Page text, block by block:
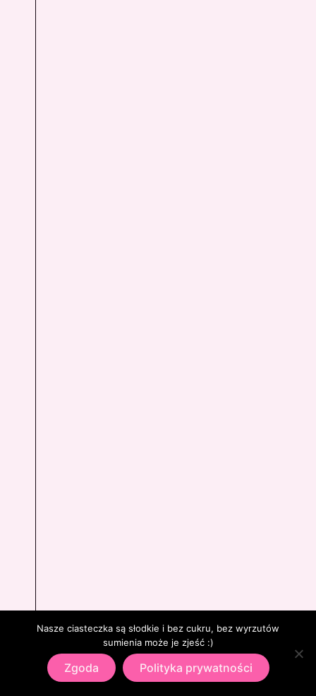
Nasze ciasteczka są słodkie i bez cukru, bez wyrzutów
sumienia może je zjeść :)
Zgoda Polityka prywatności